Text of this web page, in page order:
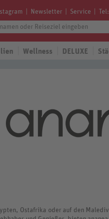
Newsletter Service Tel:
Wellness DELUXE
Ostafrika oder auf den